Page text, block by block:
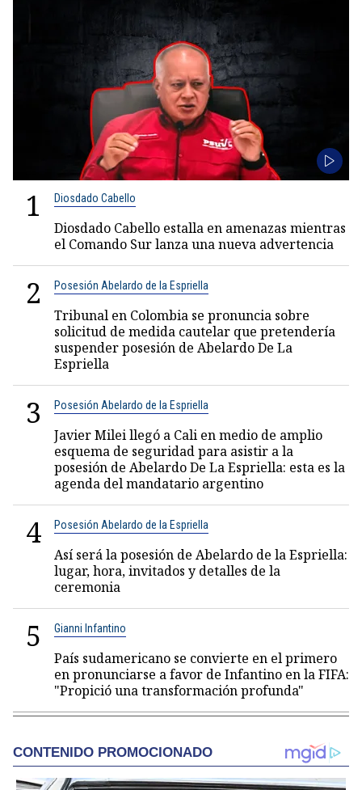
1 Diosdado Cabello
Diosdado Cabello estalla en amenazas mientras
el Comando Sur lanza una nueva advertencia
2 Posesión Abelardo de la Espriella
Tribunal en Colombia se pronuncia sobre
solicitud de medida cautelar que pretendería
suspender posesión de Abelardo De La
Espriella
3 Posesión Abelardo de la Espriella
Javier Milei llegó a Cali en medio de amplio
esquema de seguridad para asistir a la
posesión de Abelardo De La Espriella: esta es la
agenda del mandatario argentino
4 Posesión Abelardo de la Espriella
Así será la posesión de Abelardo de la Espriella:
lugar, hora, invitados y detalles de la
ceremonia
5 Gianni Infantino
País sudamericano se convierte en el primero
en pronunciarse a favor de Infantino en la FIFA:
"Propició una transformación profunda"